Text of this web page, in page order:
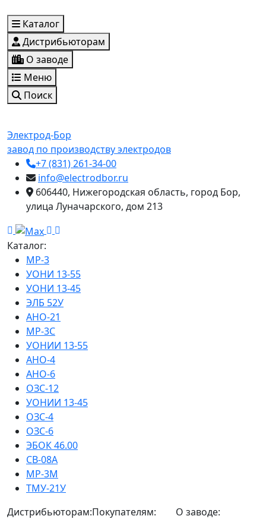
Каталог
Дистрибьюторам
О заводе
Меню
Поиск
Электрод-Бор
завод по производству электродов
+7 (831) 261-34-00
info@electrodbor.ru
606440, Нижегородская область, город Бор,
улица Луначарского, дом 213
Каталог:
МР-3
УОНИ 13-55
УОНИ 13-45
ЭЛБ 52У
АНО-21
МР-3С
УОНИИ 13-55
АНО-4
АНО-6
ОЗС-12
УОНИИ 13-45
ОЗС-4
ОЗС-6
ЭБОК 46.00
СВ-08А
МР-3М
ТМУ-21У
Дистрибьюторам:Покупателям:
О заводе: